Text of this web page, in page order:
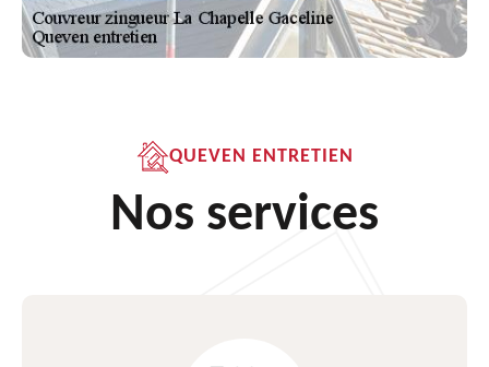
QUEVEN ENTRETIEN
Nos services